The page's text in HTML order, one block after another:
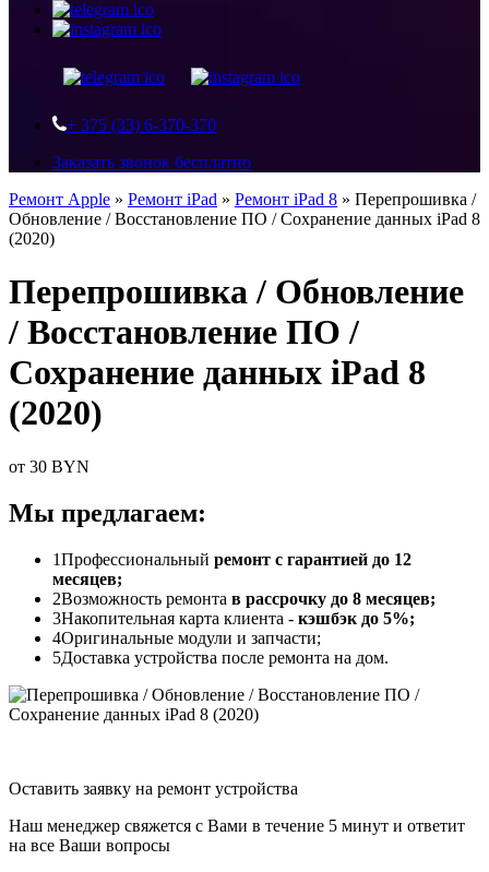
+ 375 (33) 6-370-370
Заказать звонок бесплатно
Ремонт Apple » Ремонт iPad » Ремонт iPad 8 » Перепрошивка /
Обновление / Восстановление ПО / Сохранение данных iPad 8
(2020)
Перепрошивка / Обновление
/ Восстановление ПО /
Сохранение данных iPad 8
(2020)
от 30 BYN
Мы предлагаем:
1Профессиональный ремонт с гарантией до 12
месяцев;
2Возможность ремонта в рассрочку до 8 месяцев;
3Накопительная карта клиента - кэшбэк до 5%;
4Оригинальные модули и запчасти;
5Доставка устройства после ремонта на дом.
Оставить заявку на ремонт устройства
Наш менеджер свяжется с Вами в течение 5 минут и ответит
на все Ваши вопросы